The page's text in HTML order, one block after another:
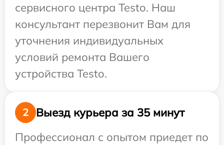
сервисного центра Testo. Наш
консультант перезвонит Вам для
уточнения индивидуальных
условий ремонта Вашего
устройства Testo.
2
Выезд курьера за 35 минут
Профессионал с опытом приедет по